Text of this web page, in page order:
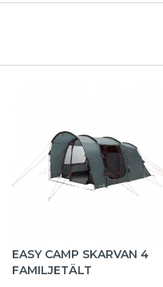
EASY CAMP SKARVAN 4
FAMILJETÄLT